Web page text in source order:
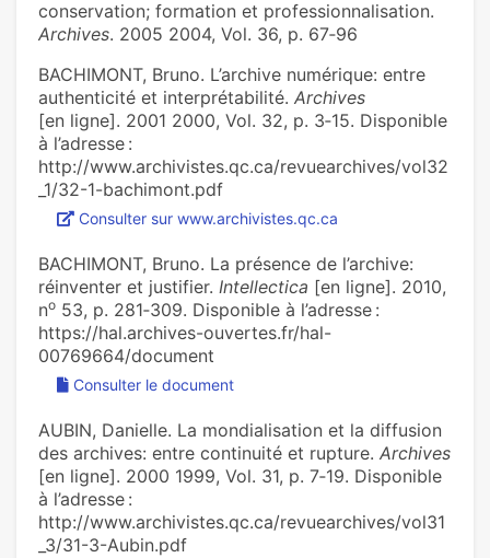
conservation; formation et professionnalisation.
Archives. 2005 2004, Vol. 36, p. 67‑96
BACHIMONT, Bruno. L’archive numérique: entre
authenticité et interprétabilité. Archives
[en ligne]. 2001 2000, Vol. 32, p. 3‑15. Disponible
à l’adresse :
http://www.archivistes.qc.ca/revuearchives/vol32
_1/32-1-bachimont.pdf
Consulter sur www.archivistes.qc.ca
BACHIMONT, Bruno. La présence de l’archive:
réinventer et justifier. Intellectica [en ligne]. 2010,
no 53, p. 281‑309. Disponible à l’adresse :
https://hal.archives-ouvertes.fr/hal-
00769664/document
Consulter le document
AUBIN, Danielle. La mondialisation et la diffusion
des archives: entre continuité et rupture. Archives
[en ligne]. 2000 1999, Vol. 31, p. 7‑19. Disponible
à l’adresse :
http://www.archivistes.qc.ca/revuearchives/vol31
_3/31-3-Aubin.pdf